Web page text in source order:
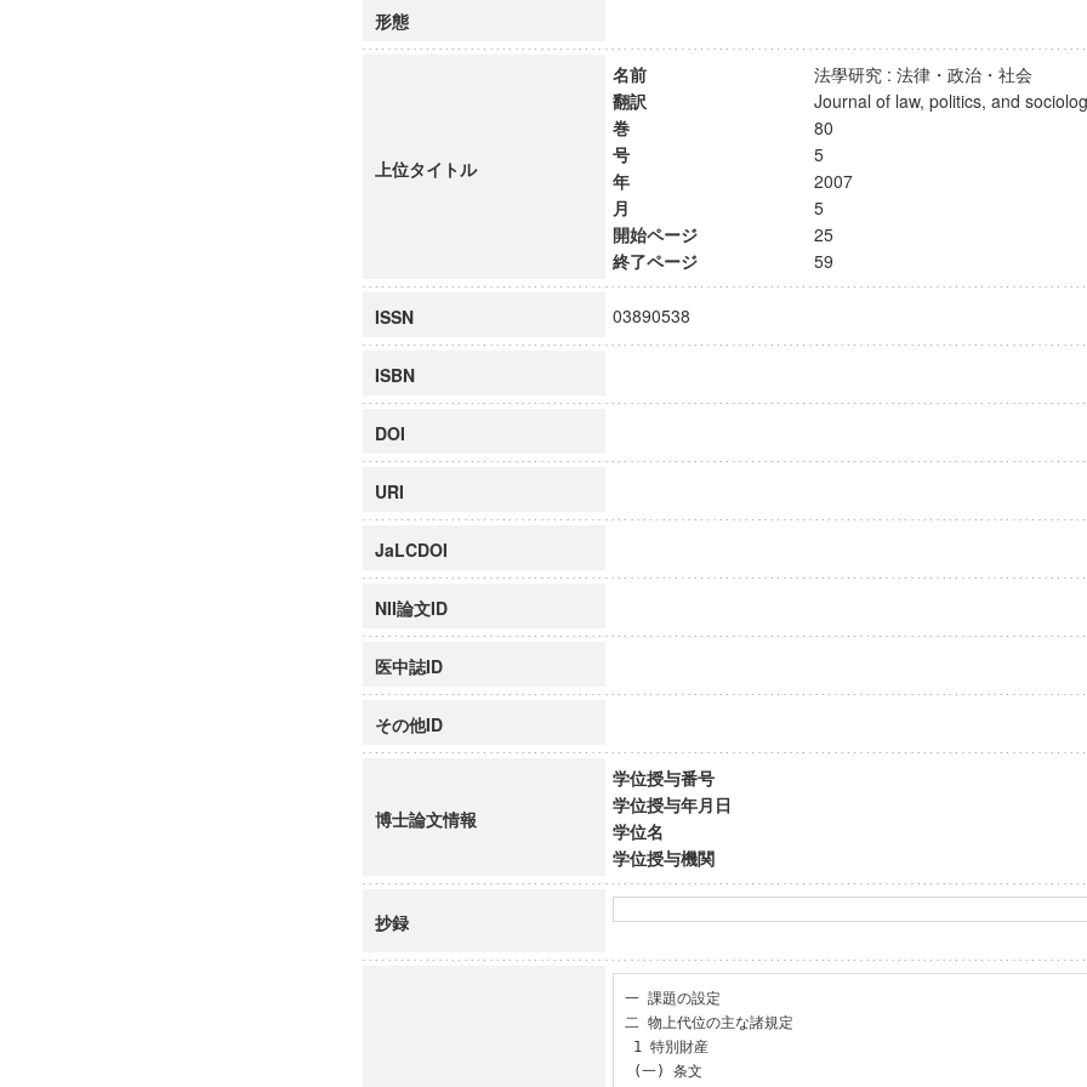
形態
上位タイトル
名前
法學研究 : 法律・政治・社会
翻訳
Journal of law, politics, and
巻
80
号
5
年
2007
月
5
開始ページ
25
終了ページ
59
ISSN 03890538
ISBN
DOI
URI
JaLCDOI
NII論文ID
医中誌ID
その他ID
博士論文情報
学位授与番号
学位授与年月日
学位名
学位授与機関
抄録
一 課題の設定
二 物上代位の主な諸規定